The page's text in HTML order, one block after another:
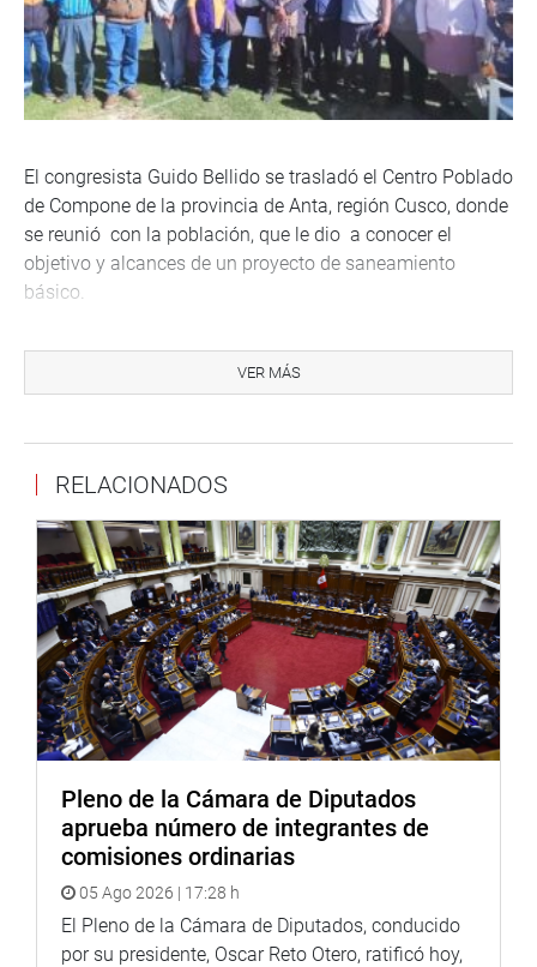
El congresista Guido Bellido se trasladó el Centro Poblado
de Compone de la provincia de Anta, región Cusco, donde
se reunió con la población, que le dio a conocer el
objetivo y alcances de un proyecto de saneamiento
básico.
manifestaron, pero solicitaron que desde su despacho lo
pueda encaminar.
Requerimos su gestión ante PRONABI para lograr la
sesión en uso de maquinarias en favor de la agricultura,
Desde el despacho, venimos trabajando en conjunto para
atender los pedidos de la población, expresó el legislador
MOQUEGUA
VER MÁS
RELACIONADOS
Pleno de la Cámara de Diputados
aprueba número de integrantes de
comisiones ordinarias
05 Ago 2026 | 17:28 h
El Pleno de la Cámara de Diputados, conducido
por su presidente, Oscar Reto Otero, ratificó hoy,